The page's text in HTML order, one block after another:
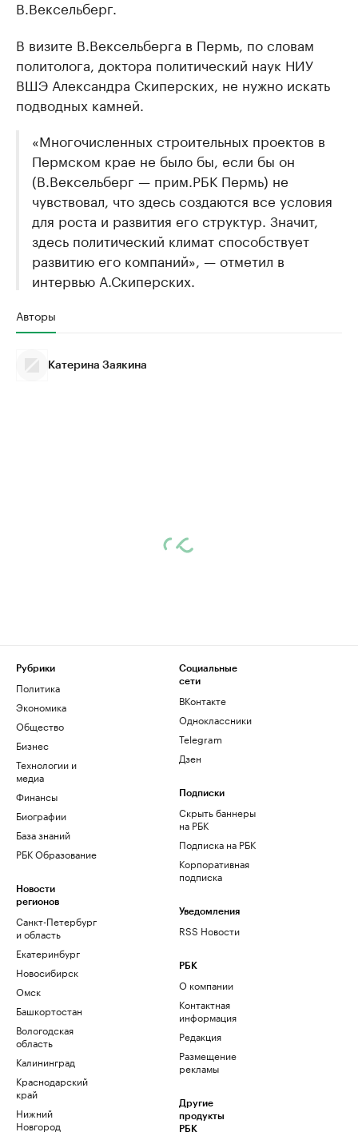
В.Вексельберг.
В визите В.Вексельберга в Пермь, по словам
политолога, доктора политический наук НИУ
ВШЭ Александра Скиперских, не нужно искать
подводных камней.
«Многочисленных строительных проектов в
Пермском крае не было бы, если бы он
(В.Вексельберг — прим.РБК Пермь) не
чувствовал, что здесь создаются все условия
для роста и развития его структур. Значит,
здесь политический климат способствует
развитию его компаний», — отметил в
интервью А.Скиперских.
Авторы
Катерина Заякина
Рубрики
Политика
Экономика
Общество
Бизнес
Технологии и
медиа
Финансы
Биографии
База знаний
РБК Образование
Новости
регионов
Санкт-Петербург
и область
Екатеринбург
Новосибирск
Омск
Башкортостан
Вологодская
область
Калининград
Краснодарский
край
Нижний
Новгород
Социальные
сети
ВКонтакте
Одноклассники
Telegram
Дзен
Подписки
Скрыть баннеры
на РБК
Подписка на РБК
Корпоративная
подписка
Уведомления
RSS Новости
РБК
О компании
Контактная
информация
Редакция
Размещение
рекламы
Другие
продукты
РБК